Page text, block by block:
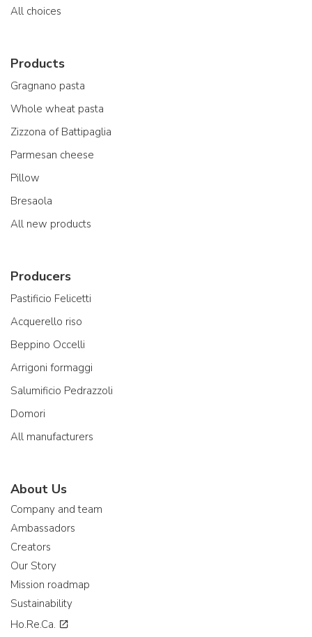
All choices
Products
Gragnano pasta
Whole wheat pasta
Zizzona of Battipaglia
Parmesan cheese
Pillow
Bresaola
All new products
Producers
Pastificio Felicetti
Acquerello riso
Beppino Occelli
Arrigoni formaggi
Salumificio Pedrazzoli
Domori
All manufacturers
About Us
Company and team
Ambassadors
Creators
Our Story
Mission roadmap
Sustainability
Ho.Re.Ca.